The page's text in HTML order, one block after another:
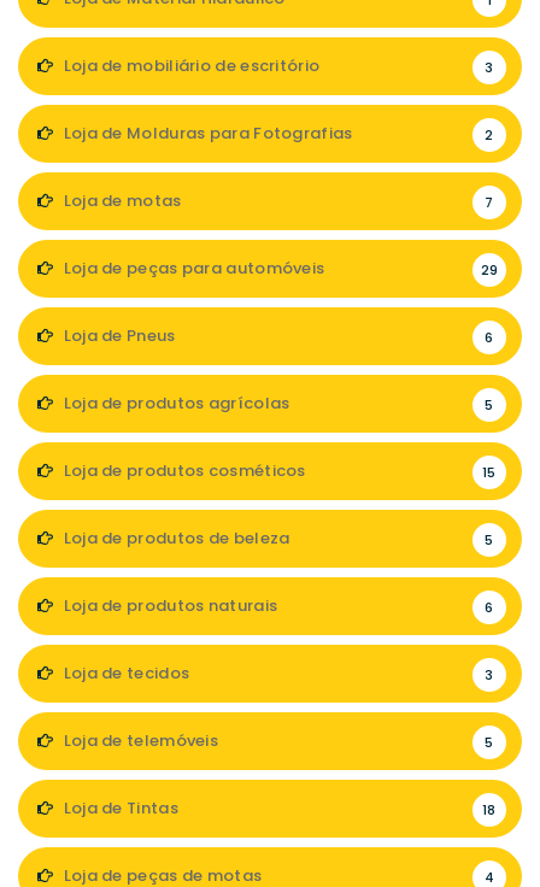
Loja de mobiliário de escritório 3
Loja de Molduras para Fotografias 2
Loja de motas 7
Loja de peças para automóveis 29
Loja de Pneus 6
Loja de produtos agrícolas 5
Loja de produtos cosméticos 15
Loja de produtos de beleza 5
Loja de produtos naturais 6
Loja de tecidos 3
Loja de telemóveis 5
Loja de Tintas 18
Loja de peças de motas 4